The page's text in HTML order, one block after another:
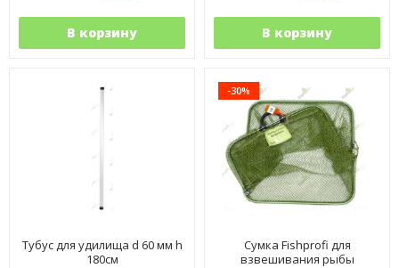
В корзину В корзину
Тубус для удилища d 60 мм h
180см
-30%
Сумка Fishprofi для
взвешивания рыбы